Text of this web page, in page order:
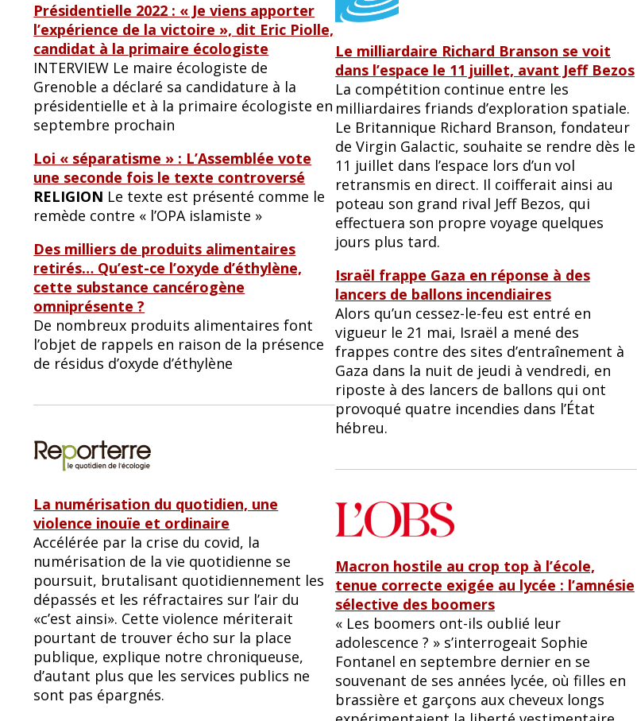
Présidentielle 2022 : « Je viens apporter
l’expérience de la victoire », dit Eric Piolle,
candidat à la primaire écologiste
INTERVIEW Le maire écologiste de
Grenoble a déclaré sa candidature à la
présidentielle et à la primaire écologiste en
septembre prochain
Loi « séparatisme » : L’Assemblée vote
une seconde fois le texte controversé
RELIGION Le texte est présenté comme le
remède contre « l’OPA islamiste »
Des milliers de produits alimentaires
retirés… Qu’est-ce l’oxyde d’éthylène,
cette substance cancérogène
omniprésente ?
De nombreux produits alimentaires font
l’objet de rappels en raison de la présence
de résidus d’oxyde d’éthylène
La numérisation du quotidien, une
violence inouïe et ordinaire
Accélérée par la crise du covid, la
numérisation de la vie quotidienne se
poursuit, brutalisant quotidiennement les
dépassés et les réfractaires sur l’air du
«c’est ainsi». Cette violence mériterait
pourtant de trouver écho sur la place
publique, explique notre chroniqueuse,
d’autant plus que les services publics ne
sont pas épargnés.
Le milliardaire Richard Branson se voit
dans l’espace le 11 juillet, avant Jeff Bezos
La compétition continue entre les
milliardaires friands d’exploration spatiale.
Le Britannique Richard Branson, fondateur
de Virgin Galactic, souhaite se rendre dès le
11 juillet dans l’espace lors d’un vol
retransmis en direct. Il coifferait ainsi au
poteau son grand rival Jeff Bezos, qui
effectuera son propre voyage quelques
jours plus tard.
Israël frappe Gaza en réponse à des
lancers de ballons incendiaires
Alors qu’un cessez-le-feu est entré en
vigueur le 21 mai, Israël a mené des
frappes contre des sites d’entraînement à
Gaza dans la nuit de jeudi à vendredi, en
riposte à des lancers de ballons qui ont
provoqué quatre incendies dans l’État
hébreu.
Macron hostile au crop top à l’école,
tenue correcte exigée au lycée : l’amnésie
sélective des boomers
« Les boomers ont-ils oublié leur
adolescence ? » s’interrogeait Sophie
Fontanel en septembre dernier en se
souvenant de ses années lycée, où filles en
brassière et garçons aux cheveux longs